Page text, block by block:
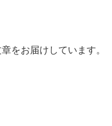
をお届けしています。